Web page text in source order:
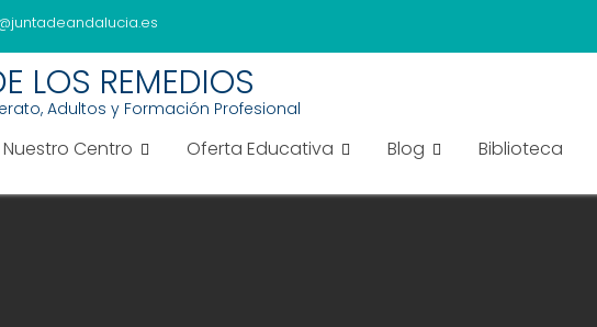
LOS REMEDIOS
Adultos y Formación Profesional
Nuestro Centro Oferta Educativa Blog Biblioteca